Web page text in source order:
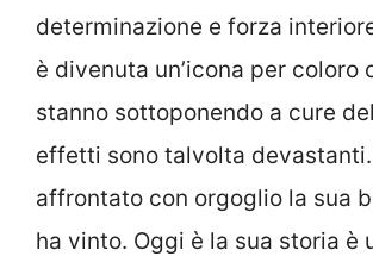
determinazione e forza
è divenuta un’icona per coloro
stanno sottoponendo a cure
effetti sono talvolta
affrontato con orgoglio la sua
ha vinto. Oggi è la sua storia è